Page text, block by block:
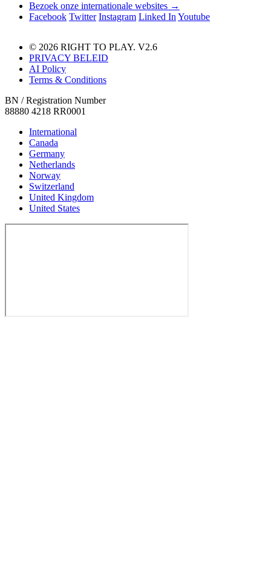
Bezoek onze internationale websites →
Facebook Twitter Instagram Linked In Youtube
© 2026 RIGHT TO PLAY. V2.6
PRIVACY BELEID
AI Policy
Terms & Conditions
BN / Registration Number
88880 4218 RR0001
International
Canada
Germany
Netherlands
Norway
Switzerland
United Kingdom
United States